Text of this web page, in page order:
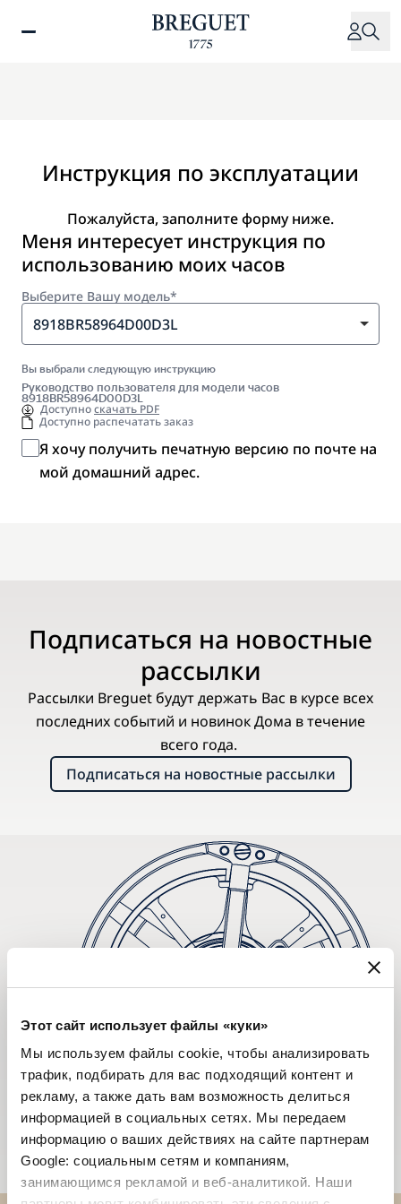
Этот сайт использует файлы «куки»
Мы используем файлы cookie, чтобы анализировать
трафик, подбирать для вас подходящий контент и
рекламу, а также дать вам возможность делиться
информацией в социальных сетях. Мы передаем
информацию о ваших действиях на сайте партнерам
Google: социальным сетям и компаниям,
занимающимся рекламой и веб-аналитикой. Наши
Инструкция по эксплуатации
Пожалуйста, заполните форму ниже.
Меня интересует инструкция по
использованию моих часов
Выберите Вашу модель*
8918BR58964D00D3L
Вы выбрали следующую инструкцию
Руководство пользователя для модели часов
8918BR58964D00D3L
Доступноскачать PDF
Доступно распечатать заказ
Я хочу получить печатную версию по почте на
мой домашний адрес.
Подписаться на новостные
рассылки
Рассылки Breguet будут держать Вас в курсе всех
последних событий и новинок Дома в течение
всего года.
Подписаться на новостные рассылки